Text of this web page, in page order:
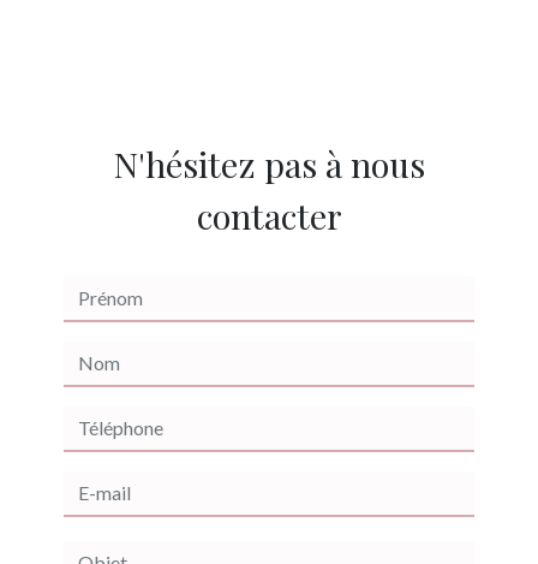
N'hésitez pas à nous
contacter